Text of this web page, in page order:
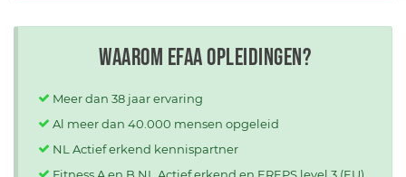
Waarom EFAA opleidingen?
Meer dan 38 jaar ervaring
Al meer dan 40.000 mensen opgeleid
NL Actief erkend kennispartner